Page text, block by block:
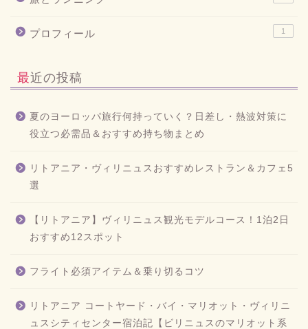
プロフィール 1
最近の投稿
夏のヨーロッパ旅行何持っていく？日差し・熱波対策に
役立つ必需品＆おすすめ持ち物まとめ
リトアニア・ヴィリニュスおすすめレストラン＆カフェ5
選
【リトアニア】ヴィリニュス観光モデルコース！1泊2日
おすすめ12スポット
フライト必須アイテム＆乗り切るコツ
リトアニア コートヤード・バイ・マリオット・ヴィリニ
ュスシティセンター宿泊記【ビリニュスのマリオット系